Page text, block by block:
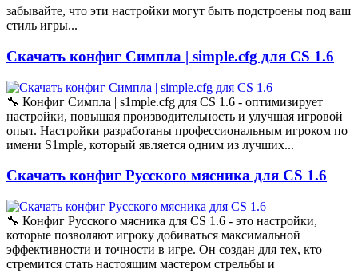
забывайте, что эти настройки могут быть подстроены под ваш
стиль игры...
Скачать конфиг Симпла | simple.cfg для CS 1.6
🔧 Конфиг Симпла | s1mple.cfg для CS 1.6 - оптимизирует
настройки, повышая производительность и улучшая игровой
опыт. Настройки разработаны профессиональным игроком по
имени S1mple, который является одним из лучших...
Скачать конфиг Русского мясника для CS 1.6
🔧 Конфиг Русского мясника для CS 1.6 - это настройки,
которые позволяют игроку добиваться максимальной
эффективности и точности в игре. Он создан для тех, кто
стремится стать настоящим мастером стрельбы и